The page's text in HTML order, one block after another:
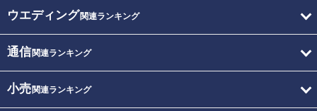
ウエディング関連ランキング
通信関連ランキング
小売関連ランキング